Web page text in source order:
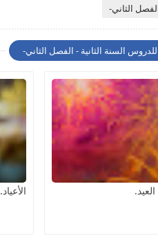
الثاني-
السنة الثانية - الفصل الثاني-
الأعياد.